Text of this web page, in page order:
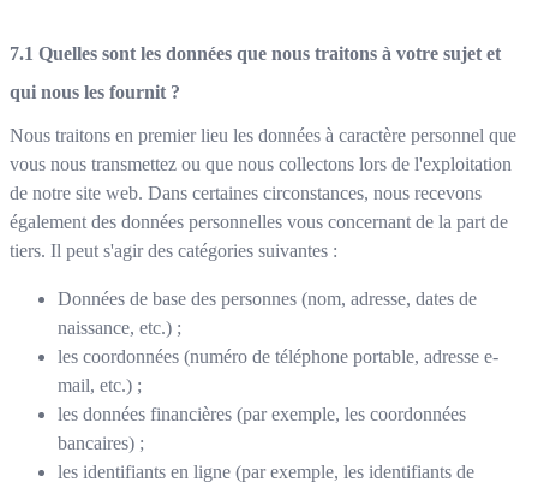
Quelles sont les données que nous traitons à votre sujet et
qui nous les fournit ?
Nous traitons en premier lieu les données à caractère personnel que
vous nous transmettez ou que nous collectons lors de l'exploitation
de notre site web. Dans certaines circonstances, nous recevons
également des données personnelles vous concernant de la part de
tiers. Il peut s'agir des catégories suivantes :
Données de base des personnes (nom, adresse, dates de
naissance, etc.) ;
les coordonnées (numéro de téléphone portable, adresse e-
mail, etc.) ;
les données financières (par exemple, les coordonnées
bancaires) ;
les identifiants en ligne (par exemple, les identifiants de